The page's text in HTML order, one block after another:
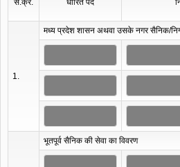
स.क्रं. धारित पद
1.
मध्य प्रदेश शासन अथवा उसके नगर सैनिक/
भूतपूर्व सैनिक की सेवा का विवरण